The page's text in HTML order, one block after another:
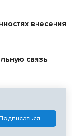
внесения
связь